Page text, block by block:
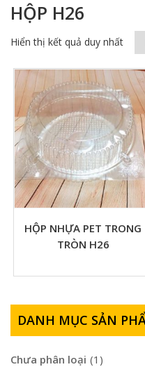
HỘP H26
Hiển thị kết quả duy nhất
HỘP NHỰA PET TRONG
TRÒN H26
DANH MỤC SẢN
Chưa phân loại (1)